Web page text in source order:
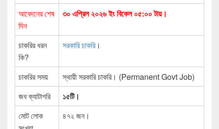
আবেদনের শেষ
দিন
৩০ এপ্রিল ২০২৬ ইং বিকেল ০৫:০০ টায়।
চাকরির ধরন
কি?
সরকারি চাকরি।
চাকরির সময়
স্থায়ী সরকারি চাকরি। (Permanent Govt Job)
জব ক্যাটাগরি
১৫টি।
মোট লোক
৪৭২ জন।